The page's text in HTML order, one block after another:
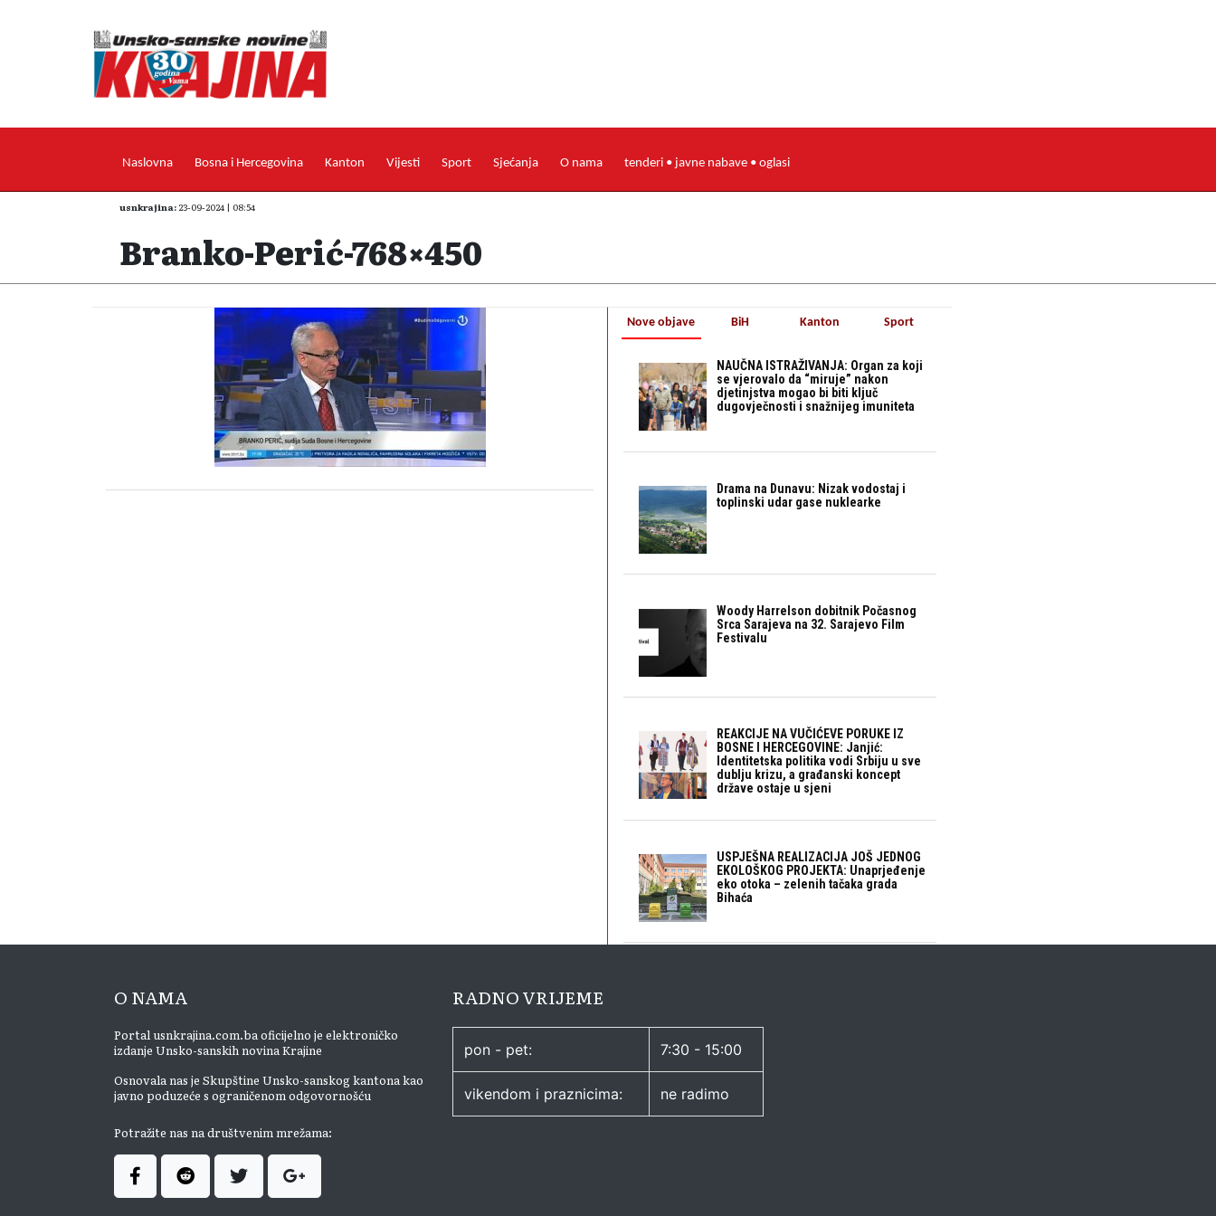
Naslovna Bosna i Hercegovina Kanton Vijesti Sport Sjećanja O nama tenderi • javne nabave • oglasi
usnkrajina: 23-09-2024 | 08:54
Branko-Perić-768×450
Nove objave
NAUČNA ISTRAŽIVANJA: Organ za koji
se vjerovalo da “miruje” nakon
djetinjstva mogao bi biti ključ
dugovječnosti i snažnijeg imuniteta
Drama na Dunavu: Nizak vodostaj i
toplinski udar gase nuklearke
Woody Harrelson dobitnik Počasnog
Srca Sarajeva na 32. Sarajevo Film
Festivalu
REAKCIJE NA VUČIĆEVE PORUKE IZ
BOSNE I HERCEGOVINE: Janjić:
Identitetska politika vodi Srbiju u sve
dublju krizu, a građanski koncept
države ostaje u sjeni
USPJEŠNA REALIZACIJA JOŠ JEDNOG
EKOLOŠKOG PROJEKTA: Unaprjeđenje
eko otoka – zelenih tačaka grada
Bihaća
BiH Kanton Sport
O NAMA
Portal usnkrajina.com.ba oficijelno je elektroničko
izdanje Unsko-sanskih novina Krajine
Osnovala nas je Skupštine Unsko-sanskog kantona kao
javno poduzeće s ograničenom odgovornošću
Potražite nas na društvenim mrežama:
RADNO VRIJEME
pon - pet: 7:30 - 15:00
vikendom i praznicima: ne radimo